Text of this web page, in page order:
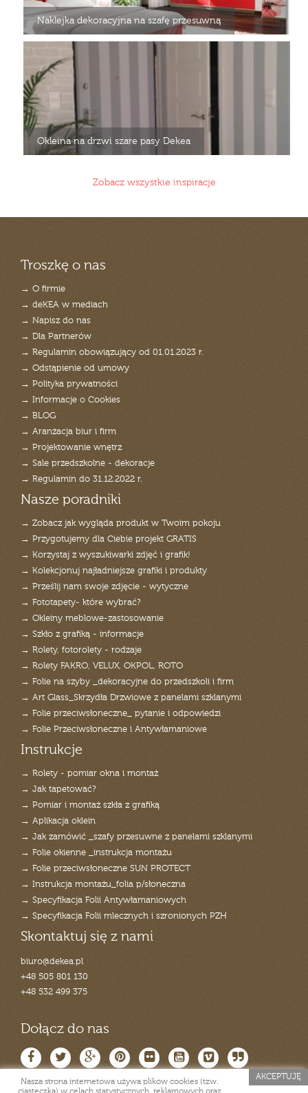
Naklejka dekoracyjna na szafę przesuwną
Okleina na drzwi szare pasy Dekea
Zobacz wszystkie inspiracje
Troszkę o nas
→ O firmie
→ deKEA w mediach
→ Napisz do nas
→ Dla Partnerów
→ Regulamin obowiązujący od 01.01.2023 r.
→ Odstąpienie od umowy
→ Polityka prywatności
→ Informacje o Cookies
→ BLOG
→ Aranżacja biur i firm
→ Projektowanie wnętrz
→ Sale przedszkolne - dekoracje
→ Regulamin do 31.12.2022 r.
Nasze poradniki
→ Zobacz jak wygląda produkt w Twoim pokoju
→ Przygotujemy dla Ciebie projekt GRATIS
→ Korzystaj z wyszukiwarki zdjęć i grafik!
→ Kolekcjonuj najładniejsze grafiki i produkty
→ Prześlij nam swoje zdjęcie - wytyczne
→ Fototapety- które wybrać?
→ Okleiny meblowe-zastosowanie
→ Szkło z grafiką - informacje
→ Rolety, fotorolety - rodzaje
→ Rolety FAKRO, VELUX, OKPOL, ROTO
→ Folie na szyby _dekoracyjne do przedszkoli i firm
→ Art Glass_Skrzydła Drzwiowe z panelami szklanymi
→ Folie przeciwsłoneczne_ pytanie i odpowiedzi
→ Folie Przeciwsłoneczne i Antywłamaniowe
Instrukcje
→ Rolety - pomiar okna i montaż
→ Jak tapetować?
→ Pomiar i montaż szkła z grafiką
→ Aplikacja oklein
→ Jak zamówić _szafy przesuwne z panelami szklanymi
→ Folie okienne _instrukcja montażu
→ Folie przeciwsłoneczne SUN PROTECT
→ Instrukcja montażu_folia p/słoneczna
→ Specyfikacja Folii Antywłamaniowych
→ Specyfikacja Folii mlecznych i szronionych PZH
Skontaktuj się z nami
biuro@dekea.pl
+48 505 801 130
+48 532 499 375
Dołącz do nas
Nasza strona internetowa używa plików cookies (tzw.
AKCEPTUJĘ